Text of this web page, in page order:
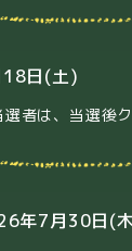
日(土)
者は、当選後
年7月30日(